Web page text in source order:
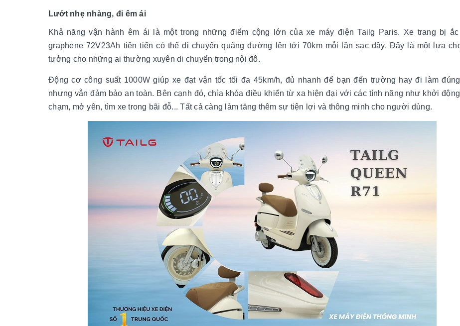
Lướt nhẹ nhàng, đi êm ái
Khả năng vận hành êm ái là một trong những điểm cộng lớn của xe máy điện Tailg Paris. Xe trang bị
graphene 72V23Ah tiên tiến có thể di chuyển quãng đường lên tới 70km mỗi lần sạc đầy. Đây là một lựa
tưởng cho những ai thường xuyên di chuyển trong nội đô.
Động cơ công suất 1000W giúp xe đạt vận tốc tối đa 45km/h, đủ nhanh để bạn đến trường hay đi làm
nhưng vẫn đảm bảo an toàn. Bên cạnh đó, chìa khóa điều khiển từ xa hiện đại với các tính năng như khởi
chạm, mở yên, tìm xe trong bãi đỗ... Tất cả càng làm tăng thêm sự tiện lợi và thông minh cho người dùng.